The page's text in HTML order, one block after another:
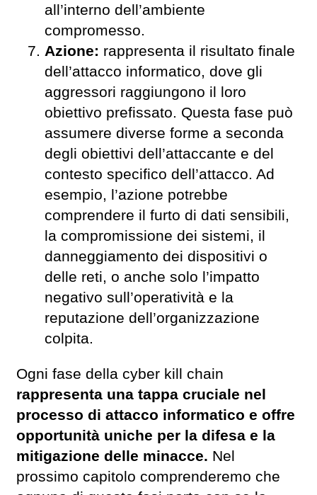
all’interno dell’ambiente
compromesso.
Azione: rappresenta il risultato finale
dell’attacco informatico, dove gli
aggressori raggiungono il loro
obiettivo prefissato. Questa fase può
assumere diverse forme a seconda
degli obiettivi dell’attaccante e del
contesto specifico dell’attacco. Ad
esempio, l’azione potrebbe
comprendere il furto di dati sensibili,
la compromissione dei sistemi, il
danneggiamento dei dispositivi o
delle reti, o anche solo l’impatto
negativo sull’operatività e la
reputazione dell’organizzazione
colpita.
Ogni fase della cyber kill chain
rappresenta una tappa cruciale nel
processo di attacco informatico e offre
opportunità uniche per la difesa e la
mitigazione delle minacce. Nel
prossimo capitolo comprenderemo che